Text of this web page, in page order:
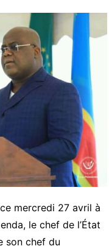
mercredi 27 avril à
le chef de l’État
son chef du